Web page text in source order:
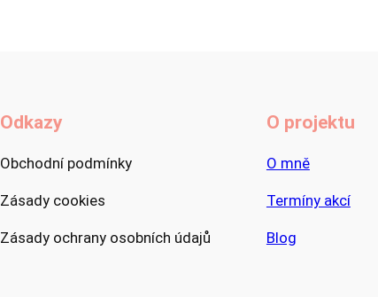
Odkazy
Obchodní podmínky
Zásady cookies
Zásady ochrany osobních údajů
O projektu
O mně
Termíny akcí
Blog